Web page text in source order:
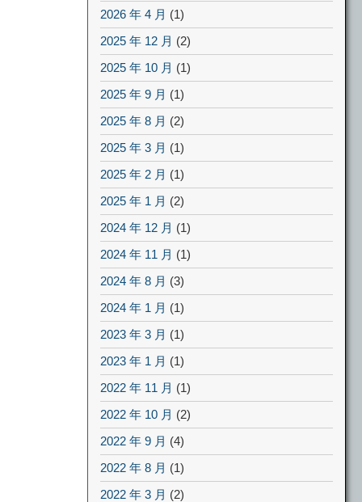
2026 年 4 月 (1)
2025 年 12 月 (2)
2025 年 10 月 (1)
2025 年 9 月 (1)
2025 年 8 月 (2)
2025 年 3 月 (1)
2025 年 2 月 (1)
2025 年 1 月 (2)
2024 年 12 月 (1)
2024 年 11 月 (1)
2024 年 8 月 (3)
2024 年 1 月 (1)
2023 年 3 月 (1)
2023 年 1 月 (1)
2022 年 11 月 (1)
2022 年 10 月 (2)
2022 年 9 月 (4)
2022 年 8 月 (1)
2022 年 3 月 (2)